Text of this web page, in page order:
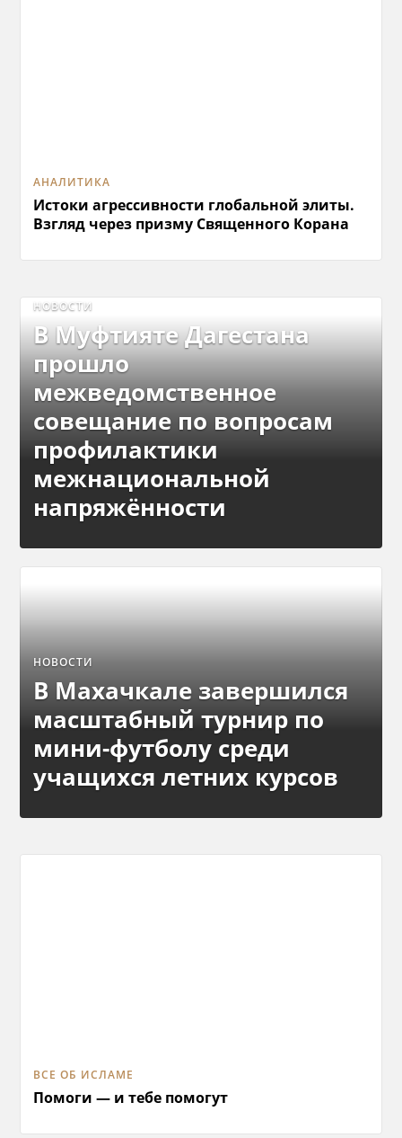
АНАЛИТИКА
Истоки агрессивности глобальной элиты.
Взгляд через призму Священного Корана
НОВОСТИ
В Муфтияте Дагестана
прошло
межведомственное
совещание по вопросам
профилактики
межнациональной
напряжённости
НОВОСТИ
В Махачкале завершился
масштабный турнир по
мини-футболу среди
учащихся летних курсов
ВСЕ ОБ ИСЛАМЕ
Помоги — и тебе помогут